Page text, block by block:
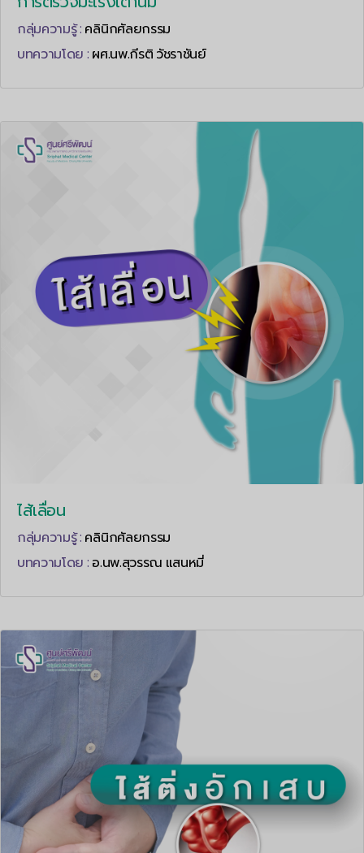
กลุ่มความรู้ : คลินิกศัลยกรรม
บทความโดย : ผศ.นพ.กีรติ วัชราชันย์
ไส้เลื่อน
กลุ่มความรู้ : คลินิกศัลยกรรม
บทความโดย : อ.นพ.สุวรรณ แสนหมี่